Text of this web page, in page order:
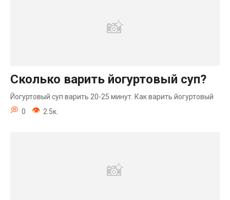
Сколько варить йогуртовый суп?
Йогуртовый суп варить 20-25 минут. Как варить йогуртовый
0
2.5к.